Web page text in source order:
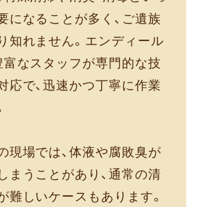
になることが多く、ご遺族
知れません。エンディール
富なスタッフが専門的な技
応で、迅速かつ丁寧に作業
現場では、体液や腐敗臭が
まうことがあり、通常の清
難しいケースもあります。